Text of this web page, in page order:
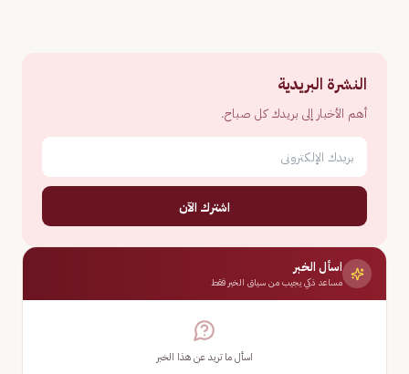
النشرة البريدية
أهم الأخبار إلى بريدك كل صباح.
اشترك الآن
اسأل الخبر
مساعد ذكي يجيب من سياق الخبر فقط
اسأل ما تريد عن هذا الخبر